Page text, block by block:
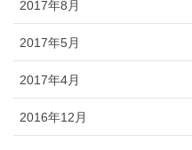
2017年8月
2017年5月
2017年4月
2016年12月